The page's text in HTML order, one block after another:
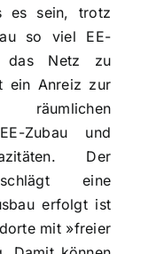
es sein, trotz
so viel EE-
das Netz zu
ein Anreiz zur
Zubau und
Der
schlägt eine
erfolgt ist
mit »freier